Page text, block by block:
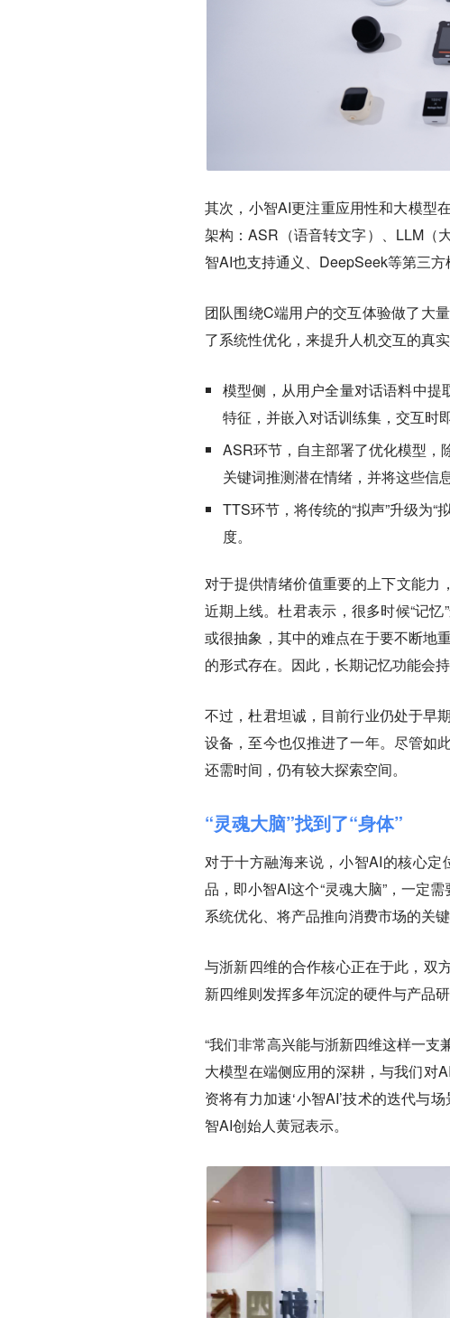
其次，小智AI更注重应用性和大模型
架构：ASR（语音转文字）、LLM（
智AI也支持通义、DeepSeek等第三方
团队围绕C端用户的交互体验做了大
了系统性优化，来提升人机交互的真
模型侧，从用户全量对话语料中
特征，并嵌入对话训练集，交互时
ASR环节，自主部署了优化模型，
关键词推测潜在情绪，并将这些信
TTS环节，将传统的“拟声”升级为
度。
对于提供情绪价值重要的上下文能力
近期上线。杜君表示，很多时候“记
或很抽象，其中的难点在于要不断地
的形式存在。因此，长期记忆功能会持
不过，杜君坦诚，目前行业仍处于早
设备，至今也仅推进了一年。尽管如
还需时间，仍有较大探索空间。
“灵魂大脑”找到了“身体”
对于十方融海来说，小智AI的核心
品，即小智AI这个“灵魂大脑”，一定
系统优化、将产品推向消费市场的关键
与浙新四维的合作核心正在于此，双
新四维则发挥多年沉淀的硬件与产品
“我们非常高兴能与浙新四维这样一
大模型在端侧应用的深耕，与我们对
资将有力加速‘小智AI’技术的迭代与
智AI创始人黄冠表示。